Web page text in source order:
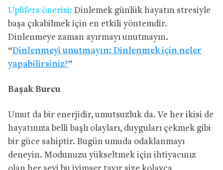
Uplifers önerisi: Dinlemek günlük hayatın stresiyle
başa çıkabilmek için en etkili yöntemdir.
Dinlenmeye zaman ayırmayı unutmayın.
“Dinlenmeyi unutmayın: Dinlenmek için neler
yapabilirsiniz?”
Başak Burcu
Umut da bir enerjidir, umutsuzluk da. Ve her ikisi de
hayatınıza belli başlı olayları, duyguları çekmek gibi
bir güce sahiptir. Bugün umuda odaklanmayı
deneyin. Modunuzu yükseltmek için ihtiyacınız